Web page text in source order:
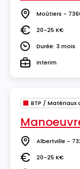
Lieu Moûtiers -
Salaire20-25 K€
DuréeDurée: 3 mois
TypeInterim
Lieu Albertville -
Salaire20-25 K€